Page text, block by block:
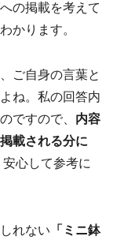
の掲載を考えて
かります。
ご自身の言葉と
ね。私の回答内
ですので、 内容
載される分に
安心して参考に
れない 「ミニ鉢